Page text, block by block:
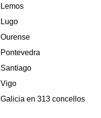
Lemos
Lugo
Ourense
Pontevedra
Santiago
Vigo
Galicia en 313 concellos